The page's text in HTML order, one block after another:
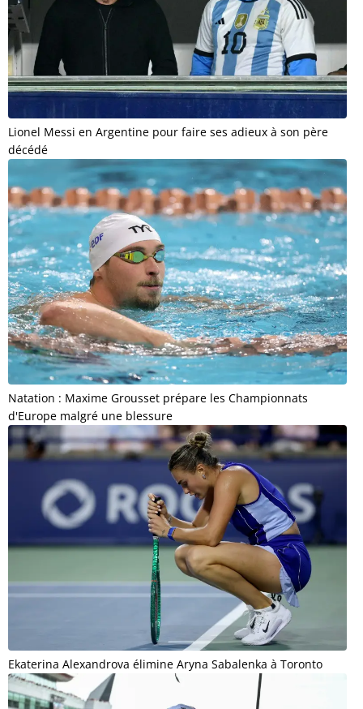
Lionel Messi en Argentine pour faire ses adieux à son père
décédé
Natation : Maxime Grousset prépare les Championnats
d'Europe malgré une blessure
Ekaterina Alexandrova élimine Aryna Sabalenka à Toronto